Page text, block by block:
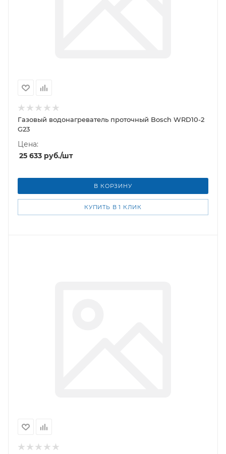
Газовый водонагреватель проточный Bosch WRD10-2
G23
Цена:
25 633 руб./шт
В КОРЗИНУ
КУПИТЬ В 1 КЛИК